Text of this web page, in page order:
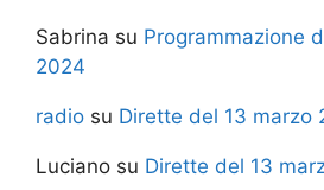
Sabrina su Programmazione
2024
radio su Dirette del 13 marzo
Luciano su Dirette del 13